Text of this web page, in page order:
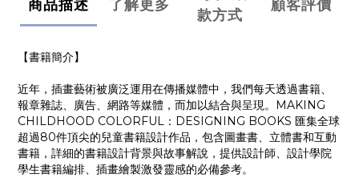
商品描述 了解更多
款方式
顧客評價
【書籍簡介】
近年，插畫藝術被廣泛運用在傳播媒體中，我們每天透過書籍、
報章雜誌、廣告、網路等媒體，而加以結合與呈現。MAKING
CHILDHOOD COLORFUL：DESIGNING BOOKS 匯集全球
超過80件頂尖的兒童書籍設計作品，包含圖畫書、立體書和互動
書籍，詳細的書籍設計背景與故事解說，提供設計師、設計學院
學生書籍編排、插畫繪製激發靈感的必備參考。